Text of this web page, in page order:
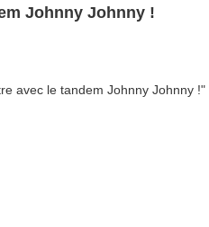
Johnny Johnny !